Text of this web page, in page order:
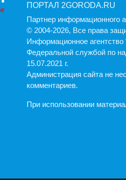
ПОРТАЛ 2GORODA.RU
Партнер информационного
© 2004-2026, Все права
Информационное
Федеральной службой по
15.07.2021 г.
Администрация cайта не
комментариев.
При использовании